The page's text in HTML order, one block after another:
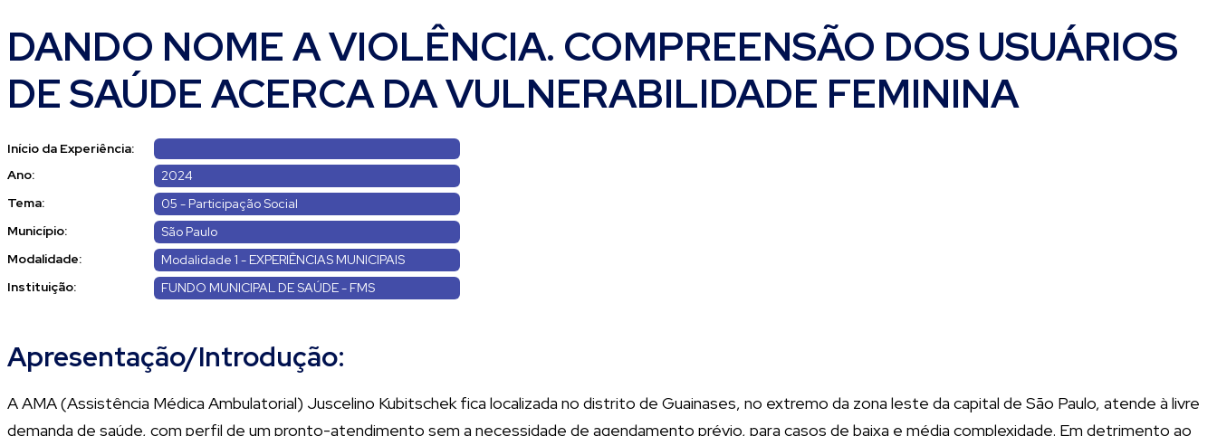
DANDO NOME A VIOLÊNCIA. COMPREENSÃO DOS USUÁRIOS
DE SAÚDE ACERCA DA VULNERABILIDADE FEMININA
Início da Experiência:
Ano:
2024
Tema:
05 - Participação Social
Município:
São Paulo
Modalidade:
Modalidade 1 - EXPERIÊNCIAS MUNICIPAIS
Instituição:
FUNDO MUNICIPAL DE SAÚDE - FMS
Apresentação/Introdução:
A AMA (Assistência Médica Ambulatorial) Juscelino Kubitschek fica localizada no distrito de Guainases, no extremo da zona leste da capital de São Paulo, atende à livre
demanda de saúde, com perfil de um pronto-atendimento sem a necessidade de agendamento prévio, para casos de baixa e média complexidade. Em detrimento ao